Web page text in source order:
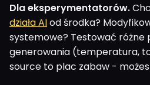
Dla eksperymentatorów.
działa AIod środka?
systemowe? Testować
generowania (temperatura,
source to plac zabaw -